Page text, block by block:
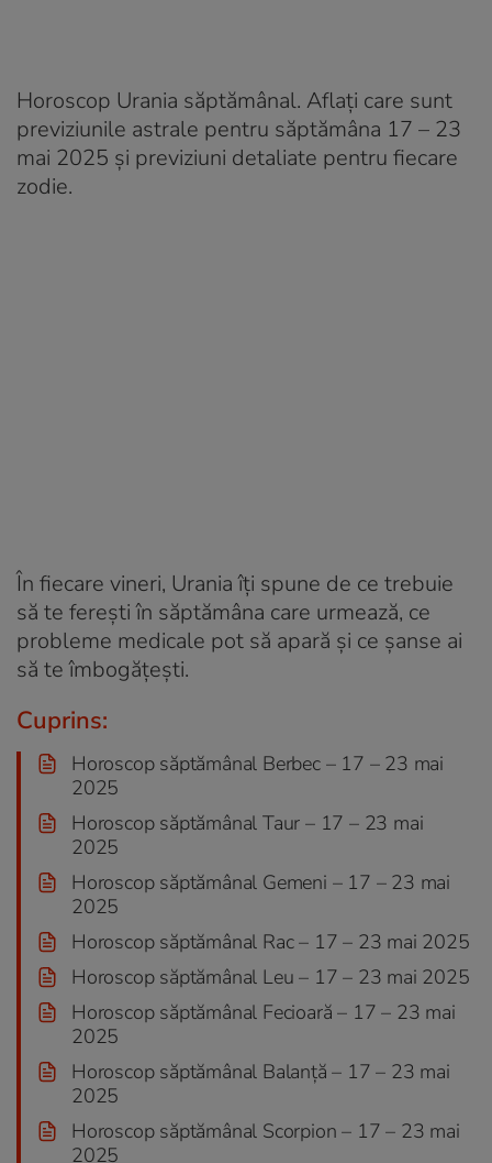
Horoscop Urania săptămânal. Aflați care sunt
previziunile astrale pentru săptămâna 17 – 23
mai 2025 și previziuni detaliate pentru fiecare
zodie.
În fiecare vineri, Urania îți spune de ce trebuie
să te ferești în săptămâna care urmează, ce
probleme medicale pot să apară și ce șanse ai
să te îmbogățești.
Cuprins:
Horoscop săptămânal Berbec – 17 – 23 mai
2025
Horoscop săptămânal Taur – 17 – 23 mai
2025
Horoscop săptămânal Gemeni – 17 – 23 mai
2025
Horoscop săptămânal Rac – 17 – 23 mai 2025
Horoscop săptămânal Leu – 17 – 23 mai 2025
Horoscop săptămânal Fecioară – 17 – 23 mai
2025
Horoscop săptămânal Balanță – 17 – 23 mai
2025
Horoscop săptămânal Scorpion – 17 – 23 mai
2025